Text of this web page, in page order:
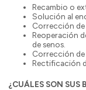
Recambio o
Solución al
Corrección de
Reoperación
de senos.
Corrección de
Rectificación
¿CUÁLES SON SUS